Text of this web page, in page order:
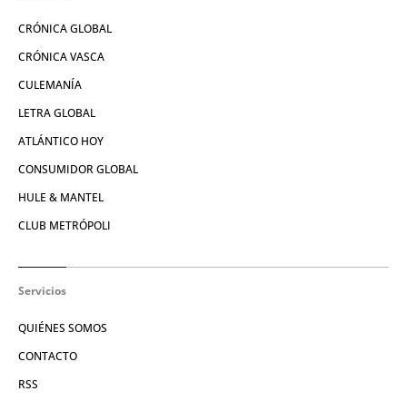
CRÓNICA GLOBAL
CRÓNICA VASCA
CULEMANÍA
LETRA GLOBAL
ATLÁNTICO HOY
CONSUMIDOR GLOBAL
HULE & MANTEL
CLUB METRÓPOLI
Servicios
QUIÉNES SOMOS
CONTACTO
RSS